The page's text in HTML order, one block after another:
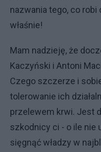
nazwania tego, co robi
właśnie!
Mam nadzieję, że
Kaczyński i Antoni
Czego szczerze i
tolerowanie ich
przelewem krwi. Jest
szkodnicy ci - o ile nie
sięgnąć władzy w